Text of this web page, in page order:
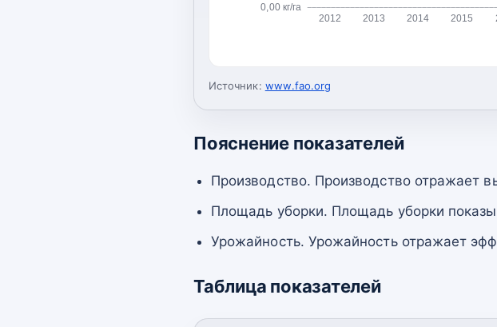
0,00 кг/га
2012 2013 2014 2015
Источник: www.fao.org
Пояснение показателей
Производство. Производство отражает
Площадь уборки. Площадь уборки
Урожайность. Урожайность отражает
Таблица показателей